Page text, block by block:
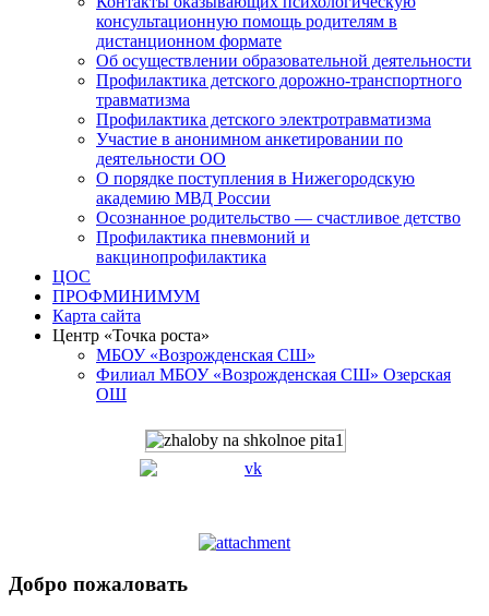
консультационную помощь родителям в
дистанционном формате
Об осуществлении образовательной деятельности
Профилактика детского дорожно-транспортного
травматизма
Профилактика детского электротравматизма
Участие в анонимном анкетировании по
деятельности ОО
О порядке поступления в Нижегородскую
академию МВД России
Осознанное родительство — счастливое детство
Профилактика пневмоний и
вакцинопрофилактика
ЦОС
ПРОФМИНИМУМ
Карта сайта
Центр «Точка роста»
МБОУ «Возрожденская СШ»
Филиал МБОУ «Возрожденская СШ» Озерская
ОШ
Добро пожаловать